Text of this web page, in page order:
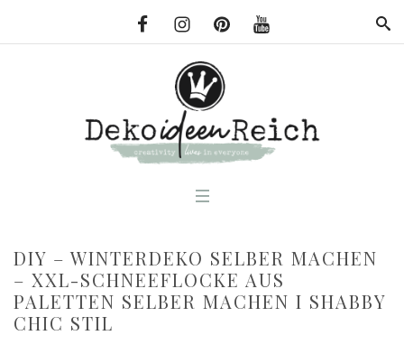
DIY – WINTERDEKO SELBER MACHEN
– XXL-SCHNEEFLOCKE AUS
PALETTEN SELBER MACHEN I SHABBY
CHIC STIL